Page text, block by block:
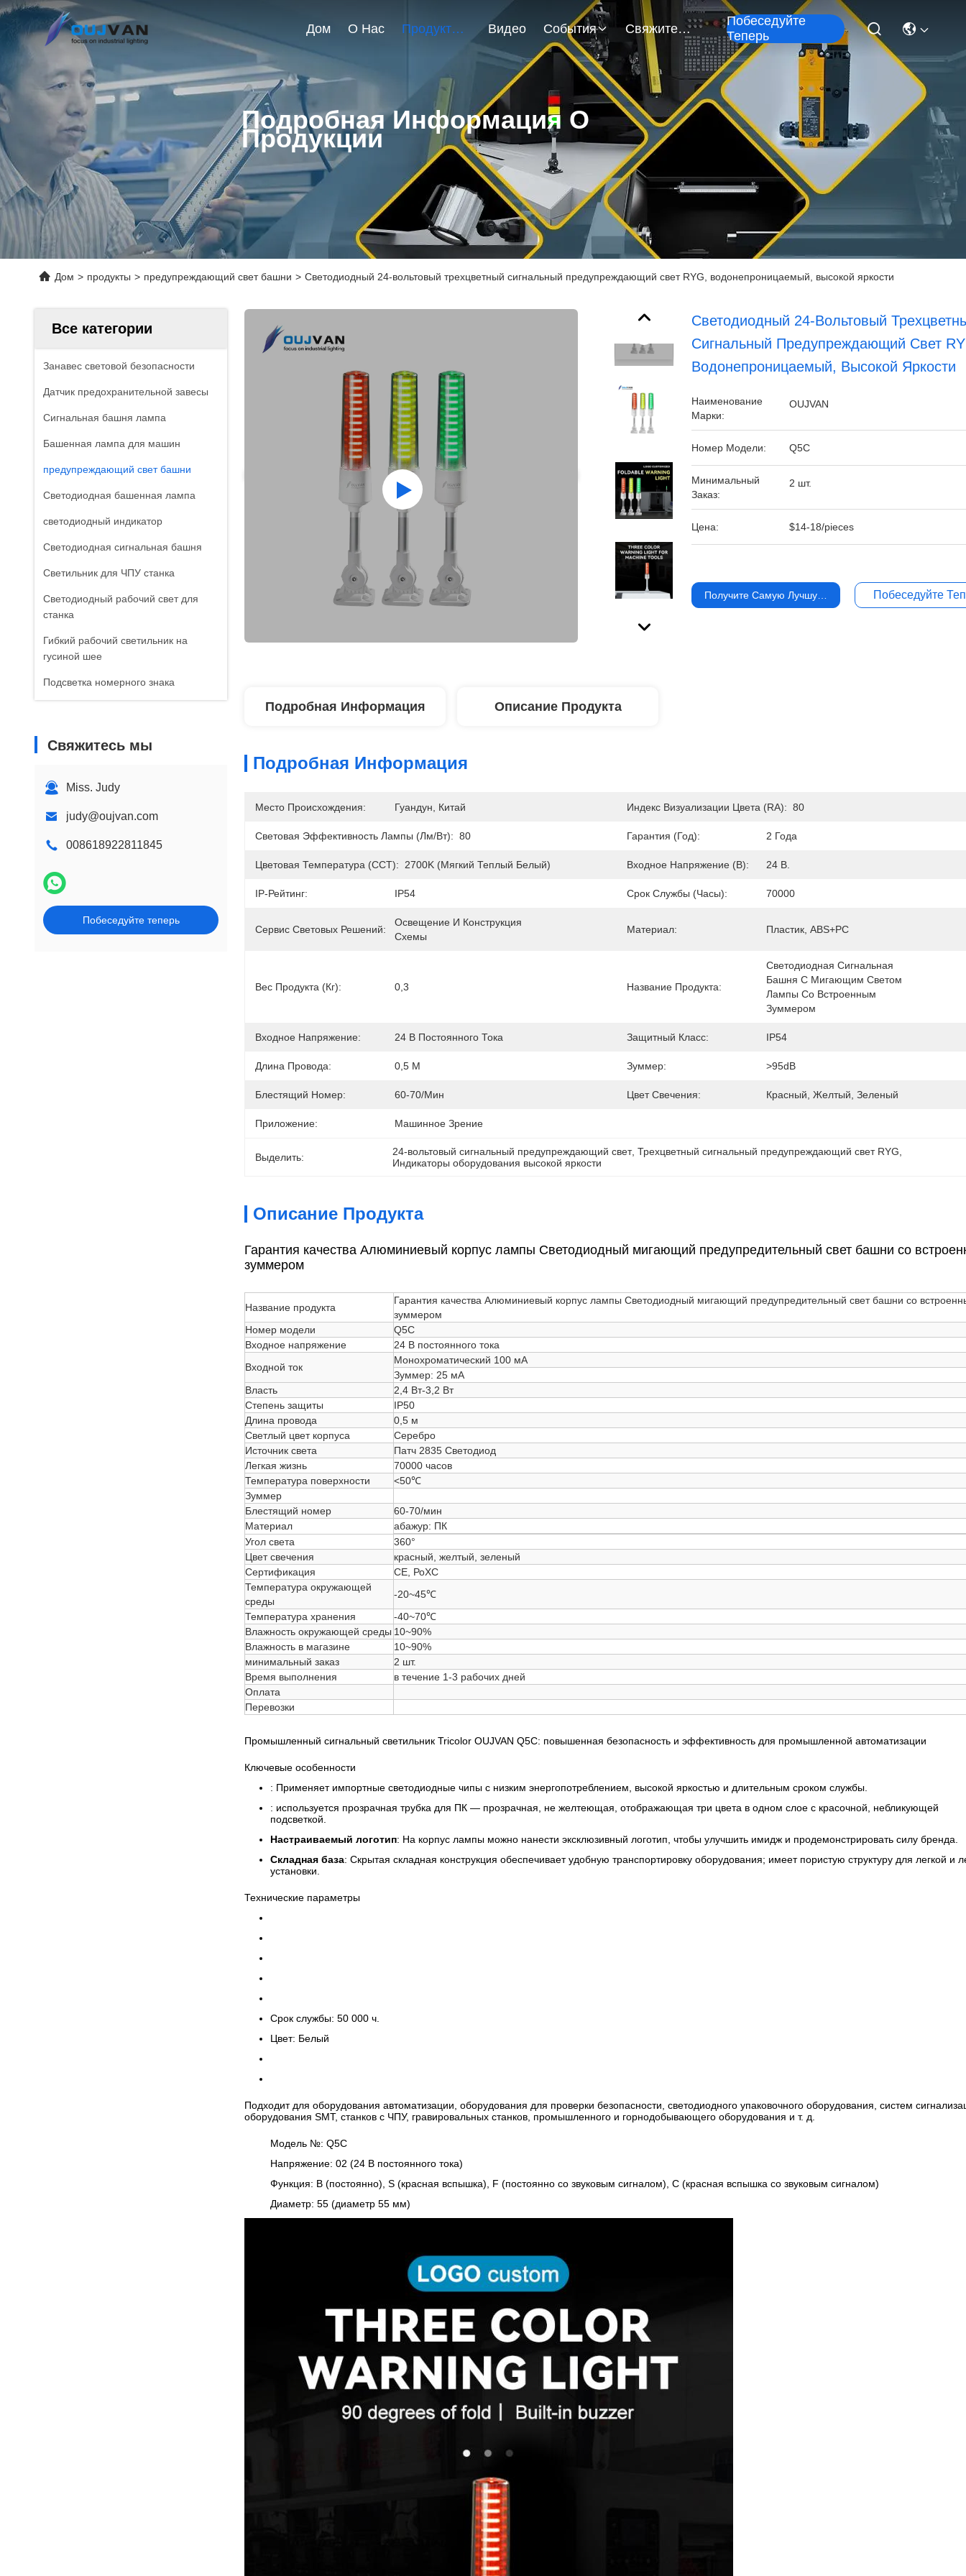
Дом О Нас Продукты Видео События Свяжитесь Мы
Побеседуйте
Теперь
Подробная Информация О
Продукции
Дом > продукты > предупреждающий свет башни > Светодиодный 24-вольтовый трехцветный сигнальный предупреждающий свет RYG, водонепроницаемый, высокой яркости
Все категории
Занавес световой безопасности
Датчик предохранительной завесы
Сигнальная башня лампа
Башенная лампа для машин
предупреждающий свет башни
Светодиодная башенная лампа
светодиодный индикатор
Светодиодная сигнальная башня
Светильник для ЧПУ станка
Светодиодный рабочий свет для
станка
Гибкий рабочий светильник на
гусиной шее
Подсветка номерного знака
Свяжитесь мы
Miss. Judy
judy@oujvan.com
008618922811845
Побеседуйте теперь
Светодиодный 24-Вольтовый
Сигнальный Предупреждающий Свет
Водонепроницаемый, Высокой Яркости
Наименование
Марки:
OUJVAN
Номер Модели: Q5C
Минимальный
Заказ:
2 шт.
Цена: $14-18/pieces
Получите Самую Лучшую Цену Побеседуйте
Подробная Информация Описание Продукта
Подробная Информация
Место Происхождения: Гуандун, Китай Индекс Визуализации Цвета (RA): 80
Световая Эффективность Лампы (лм/Вт): 80 Гарантия (год): 2 Года
Цветовая Температура (CCT): 2700K (мягкий Теплый Белый) Входное Напряжение (В): 24 В.
IP-Рейтинг: IP54 Срок Службы (часы): 70000
Сервис Световых Решений:
Освещение И Конструкция
Схемы
Материал: Пластик, ABS+PC
Вес Продукта (кг): 0,3 Название Продукта:
Светодиодная Сигнальная
Башня С Мигающим Светом
Лампы Со Встроенным
Зуммером
Входное Напряжение: 24 В Постоянного Тока Защитный Класс: IP54
Длина Провода: 0,5 М Зуммер: >95dB
Блестящий Номер: 60-70/мин Цвет Свечения: Красный, Желтый, Зеленый
Приложение: Машинное Зрение
Выделить: 24-вольтовый сигнальный предупреждающий свет, Трехцветный сигнальный предупреждающий свет RYG
Индикаторы оборудования высокой яркости
Описание Продукта
Гарантия качества Алюминиевый корпус лампы Светодиодный мигающий предупредительный свет башни со
зуммером
Название продукта
Гарантия качества Алюминиевый корпус лампы Светодиодный мигающий предупредительный свет башни со
зуммером
Номер модели
Q5C
Входное напряжение
24 В постоянного тока
Входной ток
Монохроматический 100 мА
Зуммер: 25 мА
Власть
2,4 Вт-3,2 Вт
Степень защиты
IP50
Длина провода
0,5 м
Светлый цвет корпуса
Серебро
Источник света
Патч 2835 Светодиод
Легкая жизнь
70000 часов
Температура поверхности
<50℃
Зуммер
Блестящий номер
60-70/мин
Материал
абажур: ПК
Угол света
360°
Цвет свечения
красный, желтый, зеленый
Сертификация
CE, РоХС
Температура окружающей
среды
-20~45℃
Температура хранения
-40~70℃
Влажность окружающей среды 10~90%
Влажность в магазине
10~90%
минимальный заказ
2 шт.
Время выполнения
в течение 1-3 рабочих дней
Оплата
Перевозки
Промышленный сигнальный светильник Tricolor OUJVAN Q5C: повышенная безопасность и эффективность для промышленной автоматизации
Ключевые особенности
: Применяет импортные светодиодные чипы с низким энергопотреблением, высокой яркостью и длительным сроком службы.
: используется прозрачная трубка для ПК — прозрачная, не желтеющая, отображающая три цвета в одном слое с красочной, небликующей
подсветкой.
Настраиваемый логотип: На корпус лампы можно нанести эксклюзивный логотип, чтобы улучшить имидж и продемонстрировать силу бренда.
Складная база: Скрытая складная конструкция обеспечивает удобную транспортировку оборудования; имеет пористую структуру для легкой и
установки.
Технические параметры
Срок службы: 50 000 ч.
Цвет: Белый
Подходит для оборудования автоматизации, оборудования для проверки безопасности, светодиодного упаковочного оборудования, систем
оборудования SMT, станков с ЧПУ, гравировальных станков, промышленного и горнодобывающего оборудования и т. д.
Модель №: Q5C
Напряжение: 02 (24 В постоянного тока)
Функция: B (постоянно), S (красная вспышка), F (постоянно со звуковым сигналом), C (красная вспышка со звуковым сигналом)
Диаметр: 55 (диаметр 55 мм)